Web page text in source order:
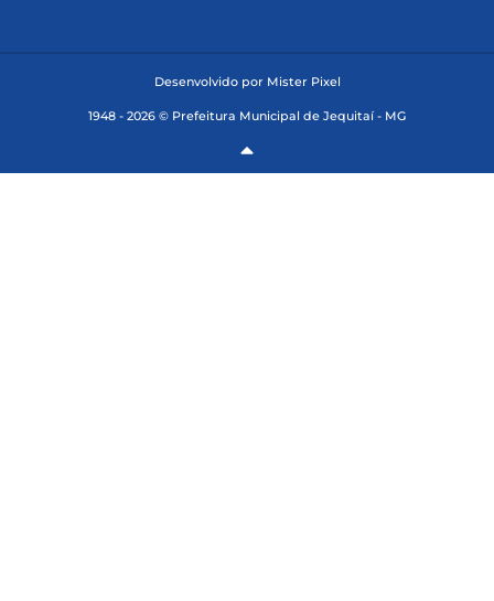
Desenvolvido por Mister Pixel
1948 - 2026 © Prefeitura Municipal de Jequitaí - MG